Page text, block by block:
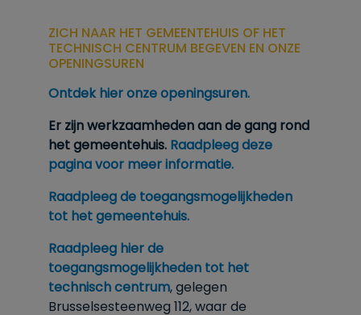
ZICH NAAR HET GEMEENTEHUIS OF HET
TECHNISCH CENTRUM BEGEVEN EN ONZE
OPENINGSUREN
Ontdek hier onze openingsuren.
Er zijn werkzaamheden aan de gang rond
het gemeentehuis. Raadpleeg deze
pagina voor meer informatie.
Raadpleeg de toegangsmogelijkheden
tot het gemeentehuis.
Raadpleeg hier de
toegangsmogelijkheden tot het
technisch centrum, gelegen
Brusselsesteenweg 112, waar de